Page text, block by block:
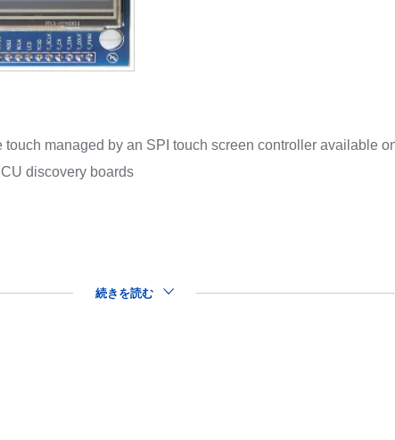
managed by an SPI touch screen controller available
discovery boards
続きを読む